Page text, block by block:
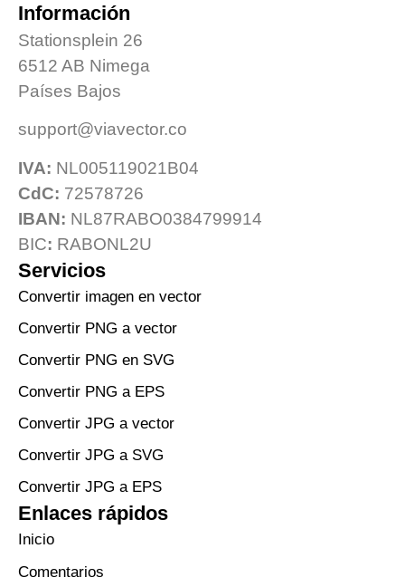
Servicios
Convertir imagen en vector
Convertir PNG a vector
Convertir PNG en SVG
Convertir PNG a EPS
Convertir JPG a vector
Convertir JPG a SVG
Convertir JPG a EPS
Enlaces rápidos
Inicio
Comentarios
Información
Stationsplein 26
6512 AB Nimega
Países Bajos
support@viavector.co
IVA: NL005119021B04
CdC: 72578726
IBAN: NL87RABO0384799914
BIC: RABONL2U